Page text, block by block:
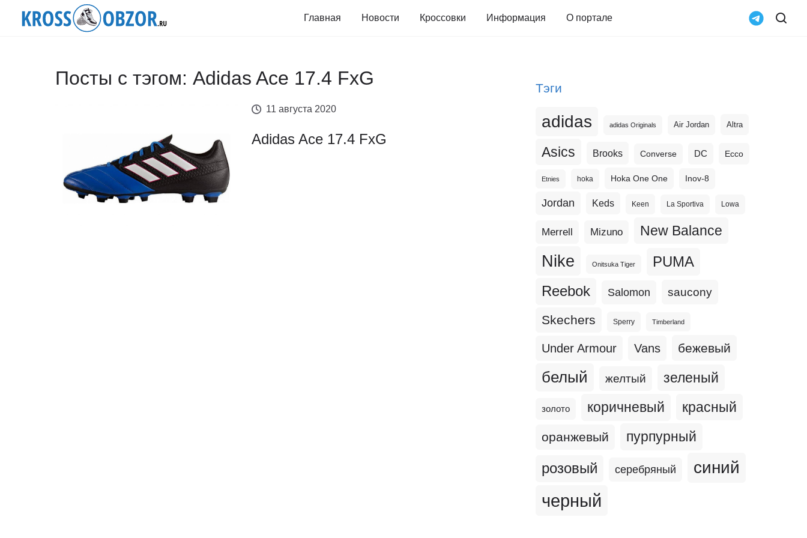
Главная Новости Кроссовки Информация О портале
Посты с тэгом: Adidas Ace 17.4 FxG
11 августа 2020
Adidas Ace 17.4 FxG
Тэги
adidas adidas Originals Air Jordan Altra
Asics Brooks Converse DC Ecco
Etnies hoka Hoka One One Inov-8
Jordan Keds Keen La Sportiva Lowa
Merrell Mizuno New Balance
Nike Onitsuka Tiger PUMA
Reebok Salomon saucony
Skechers Sperry Timberland
Under Armour Vans бежевый
белый желтый зеленый
золото коричневый красный
оранжевый пурпурный
розовый серебряный синий
черный